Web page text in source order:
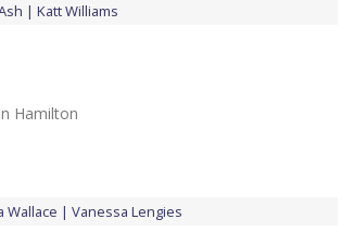
Katt Williams
Hamilton
Wallace Vanessa Lengies